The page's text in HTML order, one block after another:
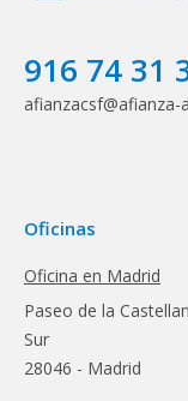
916 74 31
afianzacsf@afianza-
Oficinas
Oficina en Madrid
Paseo de la
Sur
28046 - Madrid